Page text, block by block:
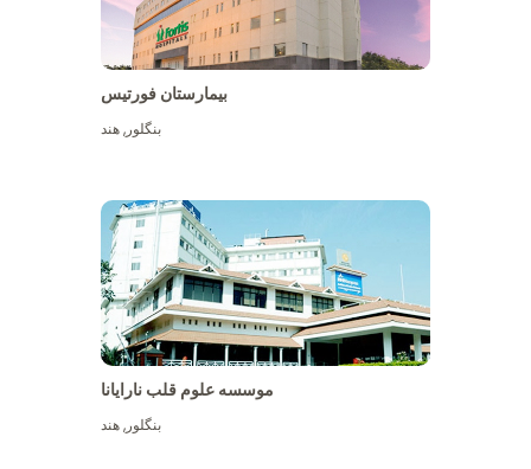
بیمارستان فورتیس
بنگلور,هند
موسسه علوم قلب نارایانا
بنگلور,هند